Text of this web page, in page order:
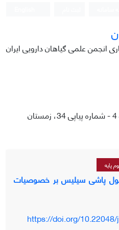
انجمن علمی گیاهان دارویی ایران
دوره 9، شماره 4 - شماره پیاپی 34، زمستان
پایه
پاشی سیلیس بر خصوصیات
https://doi.org/